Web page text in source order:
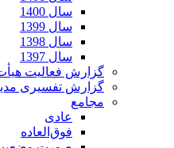
سال 1400
سال 1399
سال 1398
سال 1397
گزارش فعالیت
گزارش تفسیری
مجامع
عادی
فوق‌العاده